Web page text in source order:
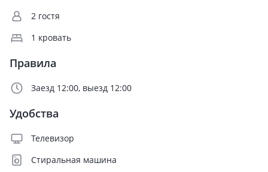
2 гостя
1 кровать
Правила
Заезд 12:00, выезд 12:00
Удобства
Телевизор
Стиральная машина